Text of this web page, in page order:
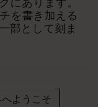
を書き加える
部として刻ま
ようこそ